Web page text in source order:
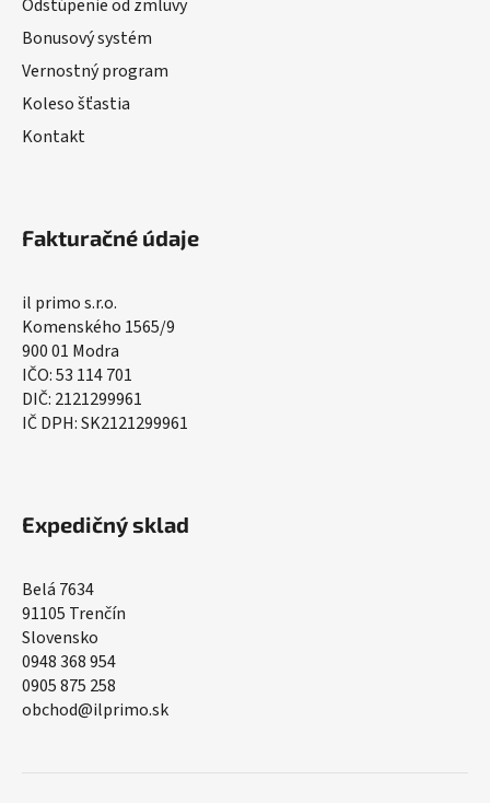
Odstúpenie od zmluvy
Bonusový systém
Vernostný program
Koleso šťastia
Kontakt
Fakturačné údaje
il primo s.r.o.
Komenského 1565/9
900 01 Modra
IČO: 53 114 701
DIČ: 2121299961
IČ DPH: SK2121299961
Expedičný sklad
Belá 7634
91105 Trenčín
Slovensko
0948 368 954
0905 875 258
obchod@ilprimo.sk